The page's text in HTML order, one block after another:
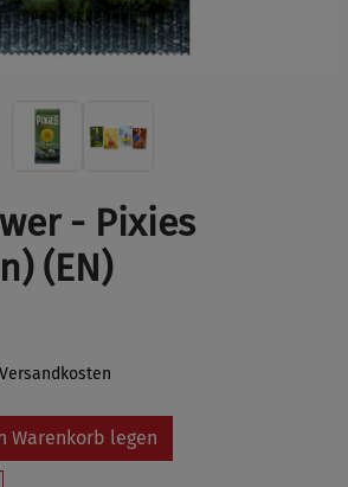
- Pixies
(EN)
Warenkorb legen